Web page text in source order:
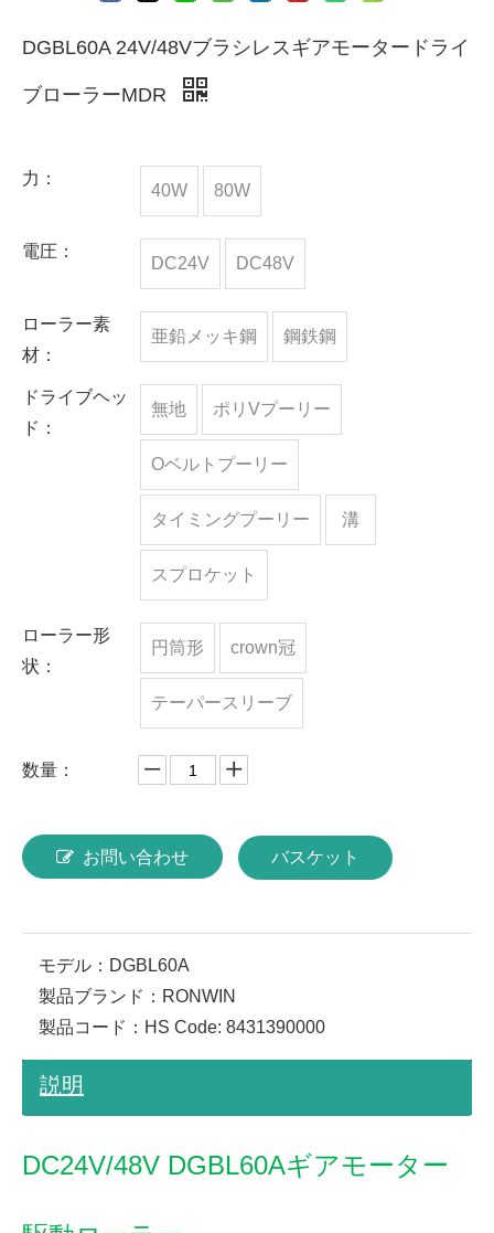
DGBL60A 24V/48Vブラシレスギアモータードライ
ブローラーMDR
力：
40W 80W
電圧：
DC24V DC48V
ローラー素
材：
亜鉛メッキ鋼 鋼鉄鋼
ドライブヘッ
ド：
無地 ポリVプーリー
Oベルトプーリー
タイミングプーリー 溝
スプロケット
ローラー形
状：
円筒形 crown冠
テーパースリーブ
数量：
お問い合わせ バスケット
モデル： DGBL60A
製品ブランド： RONWIN
製品コード： HS Code: 8431390000
説明
DC24V/48V DGBL60Aギアモーター